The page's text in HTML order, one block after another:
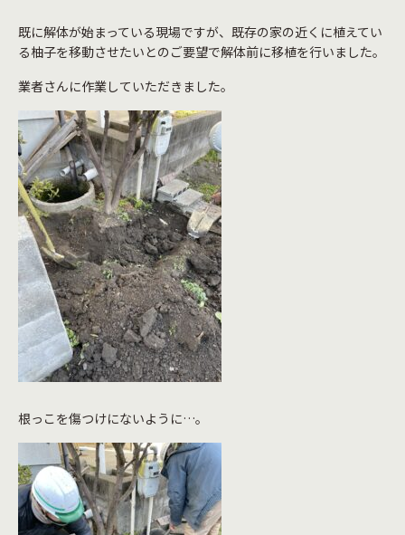
既に解体が始まっている現場ですが、既存の家の近くに植えてい
る柚子を移動させたいとのご要望で解体前に移植を行いました。
業者さんに作業していただきました。
根っこを傷つけにないように…。